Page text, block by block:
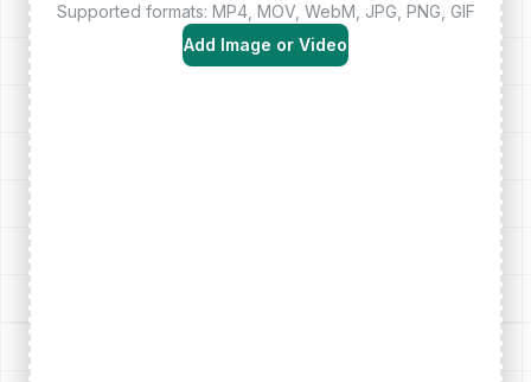
Supported formats: MP4, MOV, WebM, JPG, PNG, GIF
Add Image or Video